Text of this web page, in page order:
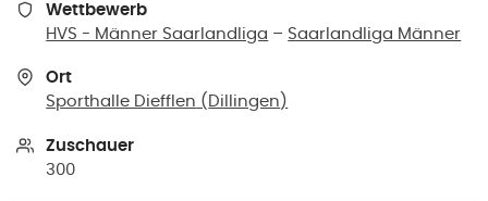
Wettbewerb
HVS - Männer Saarlandliga – Saarlandliga Männer
Ort
Sporthalle Diefflen ( Dillingen )
Zuschauer
300